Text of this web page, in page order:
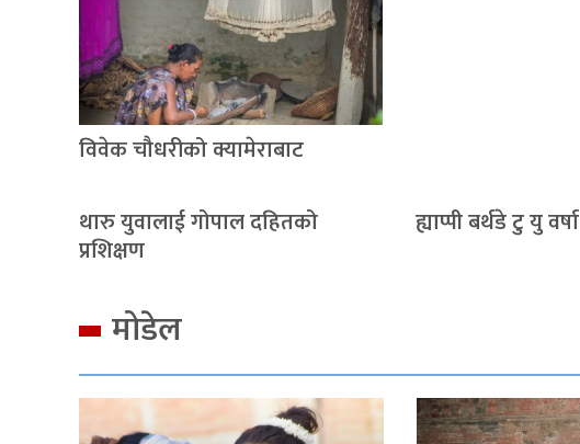
विवेक चौधरीको क्यामेराबाट
थारु युवालाई गोपाल दहितको
प्रशिक्षण
ह्याप्पी बर्थडे टु यु वर्षा
मोडेल